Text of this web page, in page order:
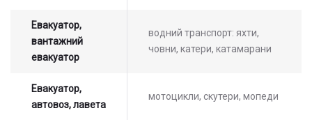
Евакуатор,
вантажний
евакуатор
водний транспорт: яхти,
човни, катери, катамарани
Евакуатор,
автовоз, лавета
мотоцикли, скутери, мопеди